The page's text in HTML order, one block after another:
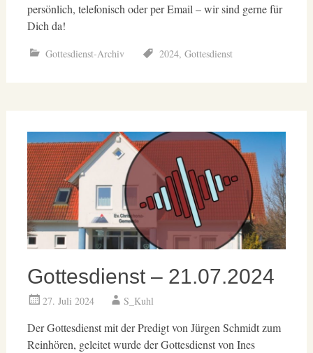
persönlich, telefonisch oder per Email – wir sind gerne für
Dich da!
Gottesdienst-Archiv 2024, Gottesdienst
Gottesdienst – 21.07.2024
27. Juli 2024 S_Kuhl
Der Gottesdienst mit der Predigt von Jürgen Schmidt zum
Reinhören, geleitet wurde der Gottesdienst von Ines